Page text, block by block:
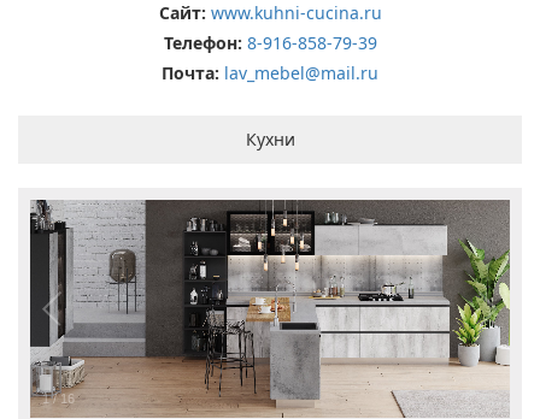
Сайт: www.kuhni-cucina.ru
Телефон: 8-916-858-79-39
Почта: lav_mebel@mail.ru
Кухни
1/16